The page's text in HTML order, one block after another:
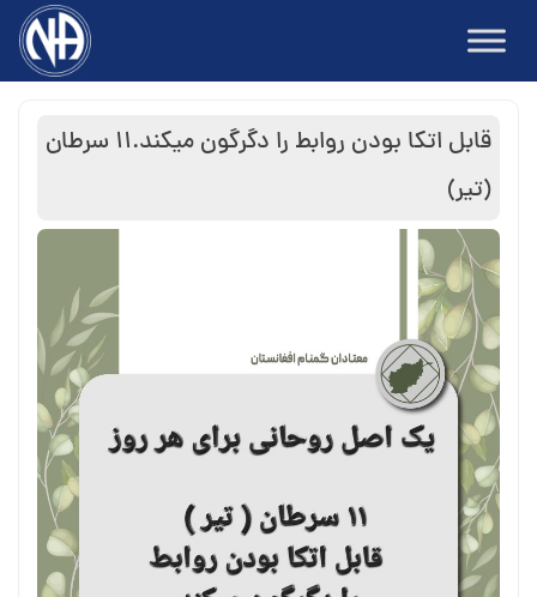
content
قابل اتکا بودن روابط را دگرگون میکند.۱۱ سرطان
(تیر)